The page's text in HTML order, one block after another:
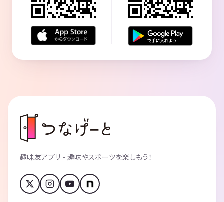
趣味友アプリ - 趣味やスポーツを楽しもう！